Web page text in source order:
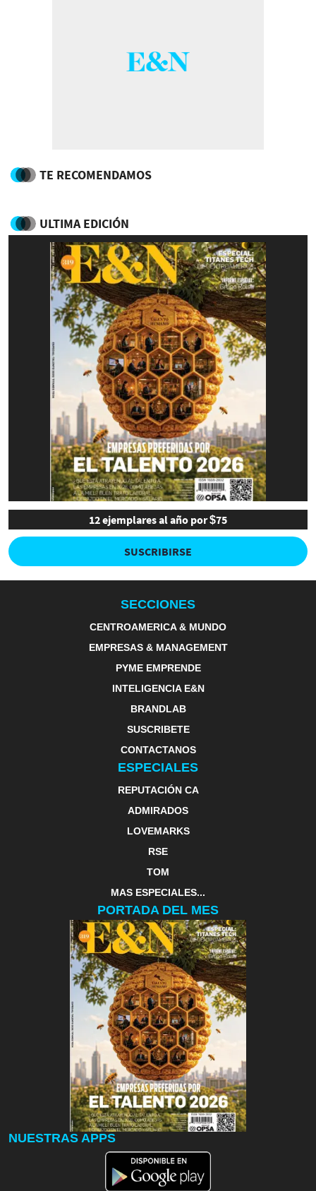
TE RECOMENDAMOS
ULTIMA EDICIÓN
12 ejemplares al año por $75
SUSCRIBIRSE
SECCIONES
CENTROAMERICA & MUNDO
EMPRESAS & MANAGEMENT
PYME EMPRENDE
INTELIGENCIA E&N
BRANDLAB
SUSCRIBETE
CONTACTANOS
ESPECIALES
REPUTACIÓN CA
ADMIRADOS
LOVEMARKS
RSE
TOM
MAS ESPECIALES...
PORTADA DEL MES
NUESTRAS APPS